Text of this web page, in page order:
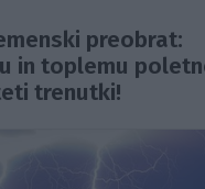
preobrat:
in toplemu
trenutki!